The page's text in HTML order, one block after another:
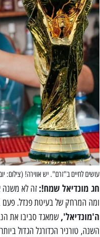
עושים לחיים ב"זרם". יש אווירה! (צילום:
חג מונדיאל שמח!:זה לא משנה
ומה המרחק של בעיטת פנדל. פעם
ה'מונדיאל', שמאגד סביבו את
השנה, טורניר הכדורגל הגדול